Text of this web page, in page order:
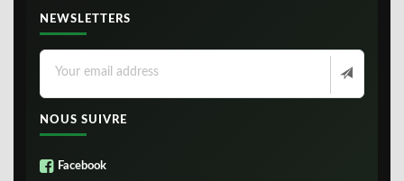
NEWSLETTERS
NOUS SUIVRE
Facebook